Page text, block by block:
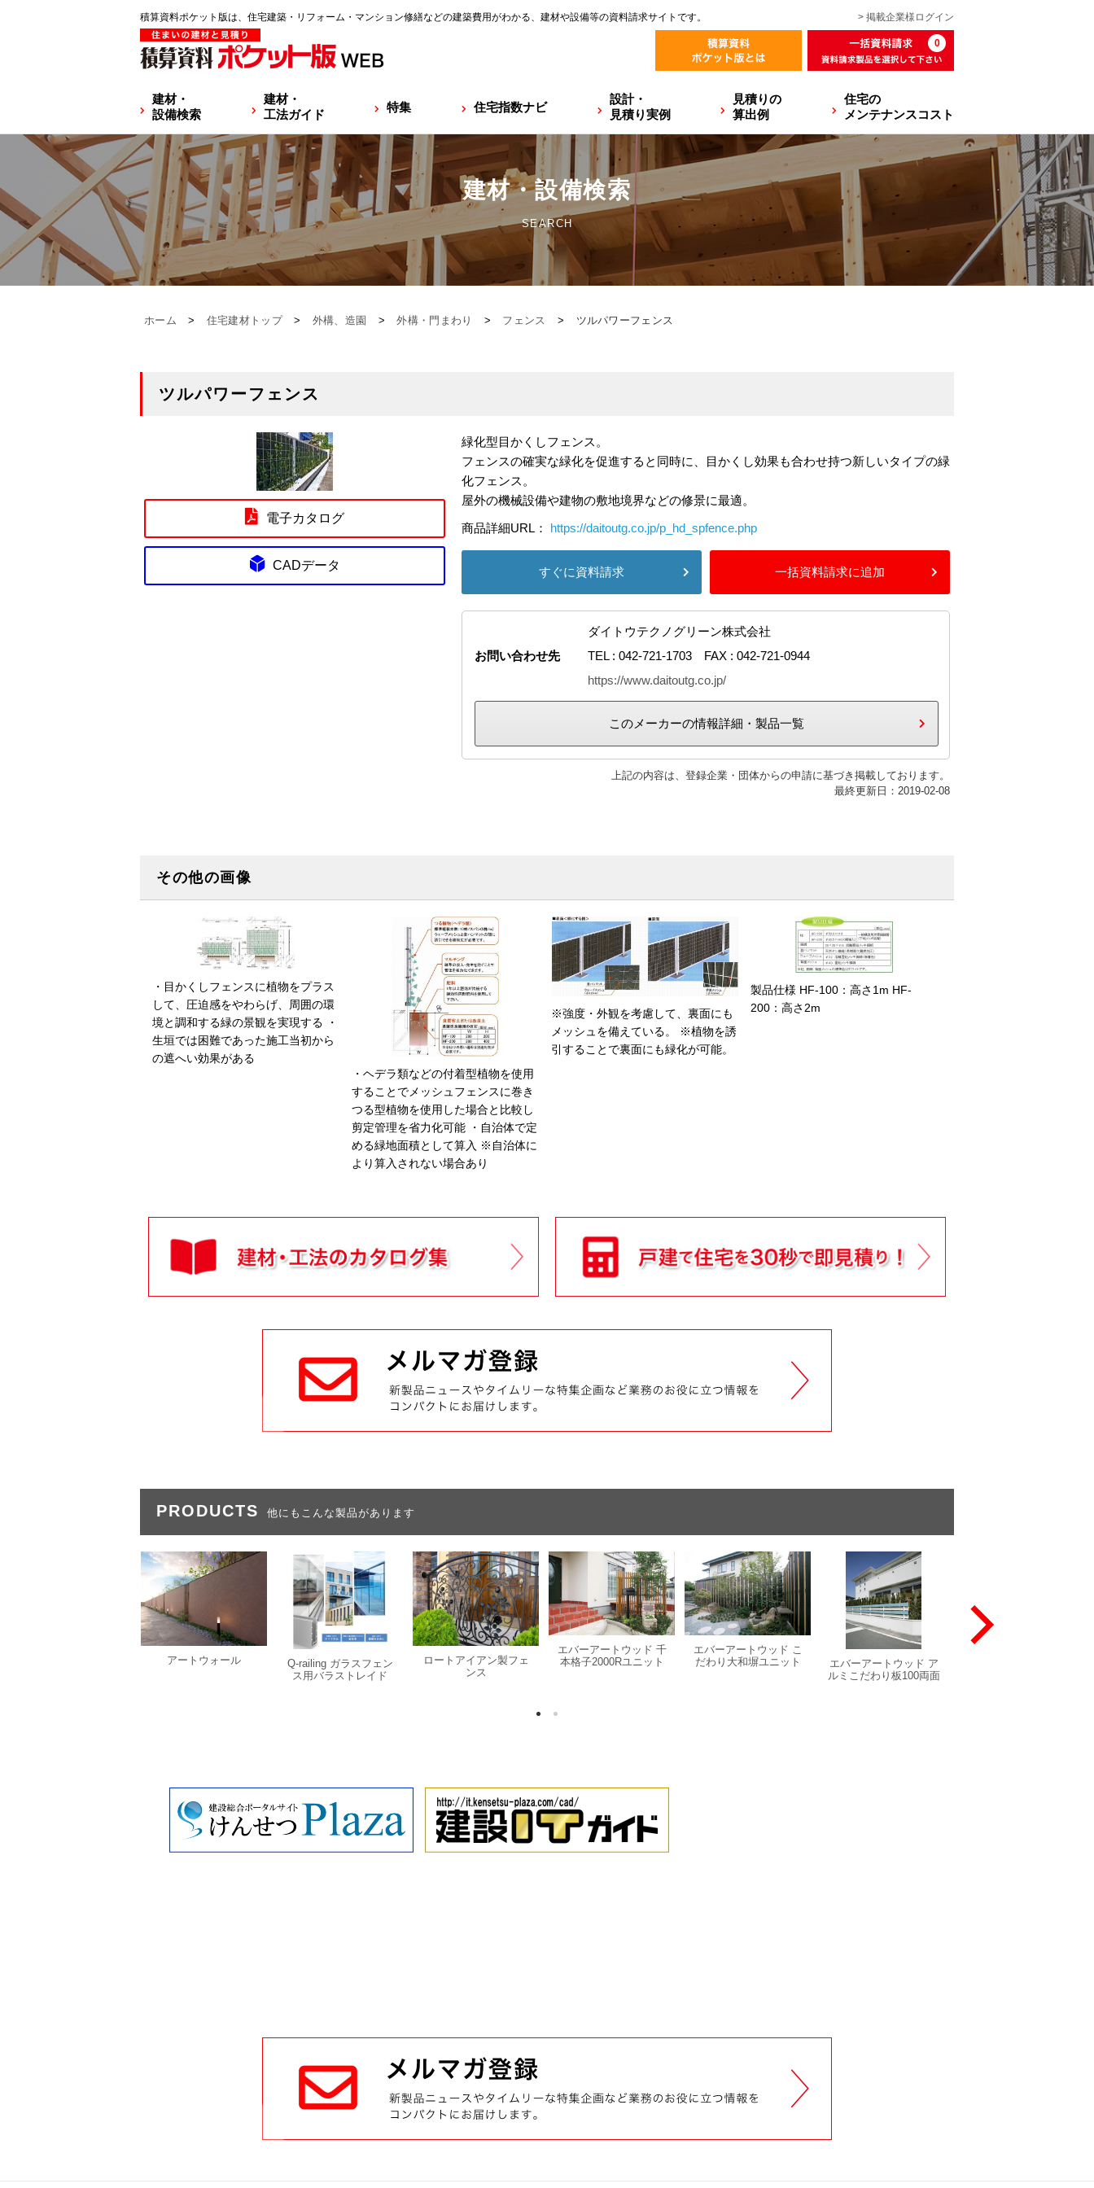
積算資料ポケット版は、住宅建築・リフォーム・マンション修繕などの建築費用がわかる、建材や設備等の資料請求サイトです。 > 掲載企業様 ログイン
0
建材・
設備検索
建材・
工法ガイド
特集 住宅指数ナビ
設計・
見積り実例
見積りの
算出例
住宅の
メンテナンスコスト
建材・設備検索
SEARCH
ホーム > 住宅建材トップ > 外構、造園 > 外構・門まわり > フェンス > ツルパワーフェンス
ツルパワーフェンス
電子カタログ
CADデータ
緑化型目かくしフェンス。
フェンスの確実な緑化を促進すると同時に、目かくし効果も合わせ持つ新しいタイプの緑
化フェンス。
屋外の機械設備や建物の敷地境界などの修景に最適。
商品詳細URL： https://daitoutg.co.jp/p_hd_spfence.php
すぐに資料請求 一括資料請求に追加
お問い合わせ先
ダイトウテクノグリーン株式会社
TEL : 042-721-1703 FAX : 042-721-0944
https://www.daitoutg.co.jp/
このメーカーの情報詳細・製品一覧
上記の内容は、登録企業・団体からの申請に基づき掲載しております。
最終更新日：2019-02-08
その他の画像
・目かくしフェンスに植物をプラス
して、圧迫感をやわらげ、周囲の環
境と調和する緑の景観を実現する ・
生垣では困難であった施工当初から
の遮へい効果がある
・ヘデラ類などの付着型植物を使用
することでメッシュフェンスに巻き
つる型植物を使用した場合と比較し
剪定管理を省力化可能 ・自治体で定
める緑地面積として算入 ※自治体に
より算入されない場合あり
※強度・外観を考慮して、裏面にも
メッシュを備えている。 ※植物を誘
引することで裏面にも緑化が可能。
製品仕様 HF-100：高さ1m HF-
200：高さ2m
PRODUCTS 他にもこんな製品があります
アートウォール
Q-railing ガラスフェン
ス用バラストレイド
ロートアイアン製フェ
ンス
エバーアートウッド 千
本格子2000Rユニット
エバーアートウッド こ
だわり大和塀ユニット
エバーアートウッド ア
ルミこだわり板100両面